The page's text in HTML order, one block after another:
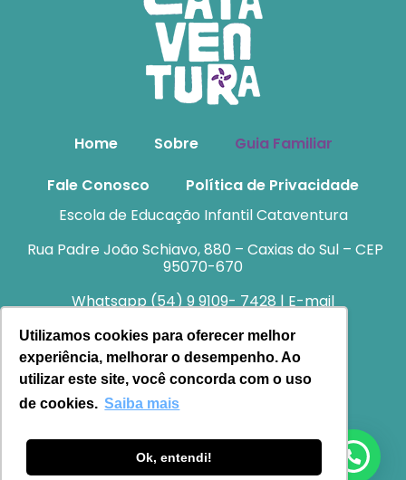
Utilizamos cookies para oferecer melhor
experiência, melhorar o desempenho. Ao
utilizar este site, você concorda com o uso
de cookies. Saiba mais
Ok, entendi!
Home Sobre
Guia Familiar
Fale Conosco
Política de Privacidade
Escola de Educação Infantil Cataventura
Rua Padre João Schiavo, 880 – Caxias do Sul – CEP
95070-670
Whatsapp (54) 9 9109- 7428 | E-mail